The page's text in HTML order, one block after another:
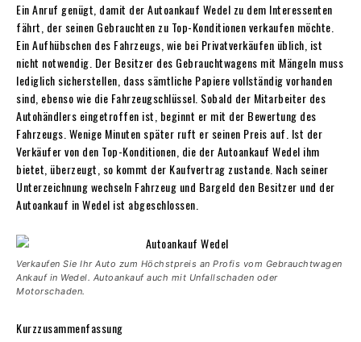
Ein Anruf genügt, damit der Autoankauf Wedel zu dem Interessenten
fährt, der seinen Gebrauchten zu Top-Konditionen verkaufen möchte.
Ein Aufhübschen des Fahrzeugs, wie bei Privatverkäufen üblich, ist
nicht notwendig. Der Besitzer des Gebrauchtwagens mit Mängeln muss
lediglich sicherstellen, dass sämtliche Papiere vollständig vorhanden
sind, ebenso wie die Fahrzeugschlüssel. Sobald der Mitarbeiter des
Autohändlers eingetroffen ist, beginnt er mit der Bewertung des
Fahrzeugs. Wenige Minuten später ruft er seinen Preis auf. Ist der
Verkäufer von den Top-Konditionen, die der Autoankauf Wedel ihm
bietet, überzeugt, so kommt der Kaufvertrag zustande. Nach seiner
Unterzeichnung wechseln Fahrzeug und Bargeld den Besitzer und der
Autoankauf in Wedel ist abgeschlossen.
Verkaufen Sie Ihr Auto zum Höchstpreis an Profis vom Gebrauchtwagen
Ankauf in Wedel. Autoankauf auch mit Unfallschaden oder
Motorschaden.
Kurzzusammenfassung